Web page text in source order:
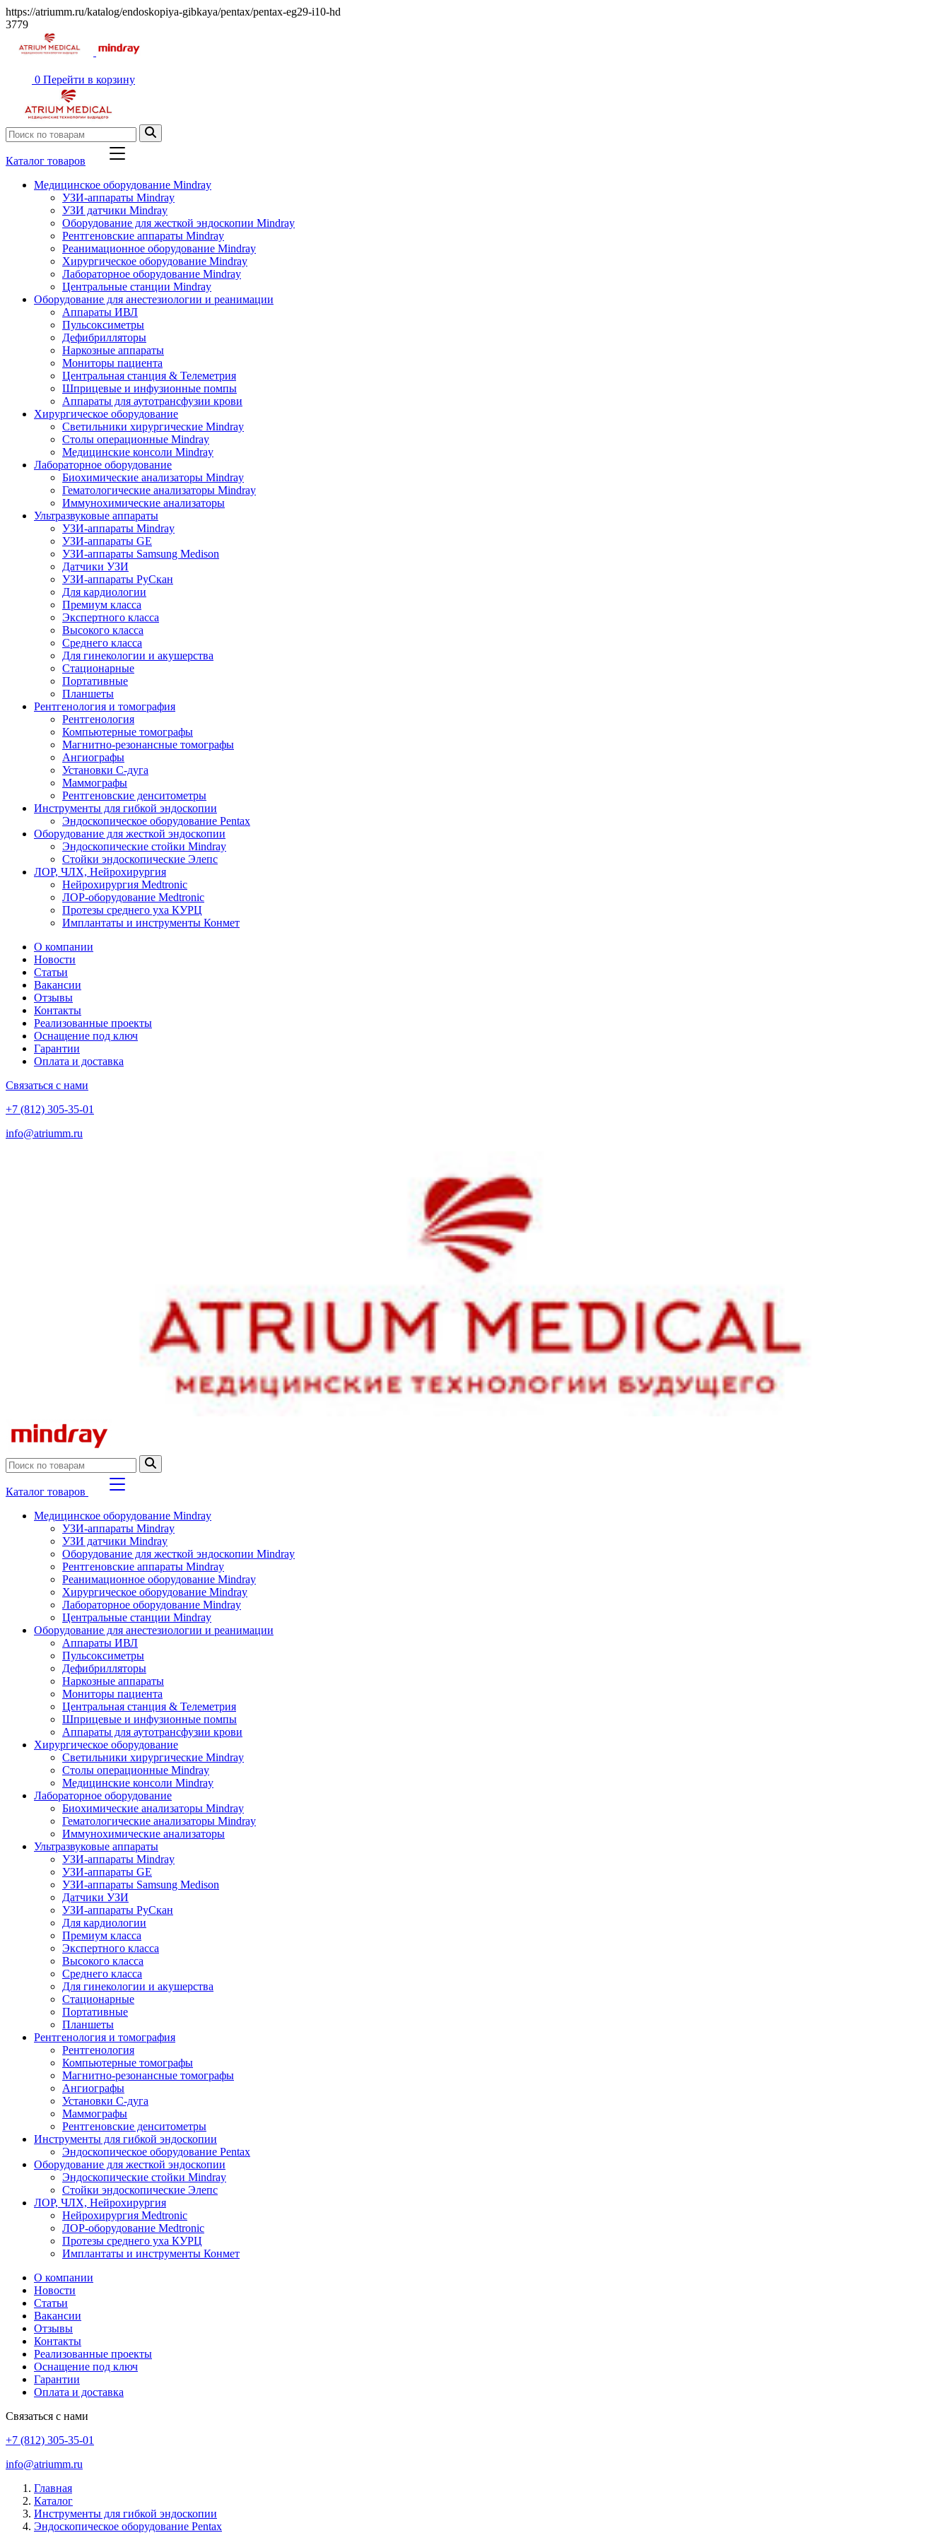
https://atriumm.ru/katalog/endoskopiya-gibkaya/pentax/pentax-eg29-i10-hd
3779
0 Перейти в корзину
Каталог товаров
Медицинское оборудование Mindray
УЗИ-аппараты Mindray
УЗИ датчики Mindray
Оборудование для жесткой эндоскопии Mindray
Рентгеновские аппараты Mindray
Реанимационное оборудование Mindray
Хирургическое оборудование Mindray
Лабораторное оборудование Mindray
Центральные станции Mindray
Оборудование для анестезиологии и реанимации
Аппараты ИВЛ
Пульсоксиметры
Дефибрилляторы
Наркозные аппараты
Мониторы пациента
Центральная станция & Телеметрия
Шприцевые и инфузионные помпы
Аппараты для аутотрансфузии крови
Хирургическое оборудование
Светильники хирургические Mindray
Столы операционные Mindray
Медицинские консоли Mindray
Лабораторное оборудование
Биохимические анализаторы Mindray
Гематологические анализаторы Mindray
Иммунохимические анализаторы
Ультразвуковые аппараты
УЗИ-аппараты Mindray
УЗИ-аппараты GE
УЗИ-аппараты Samsung Medison
Датчики УЗИ
УЗИ-аппараты РуСкан
Для кардиологии
Премиум класса
Экспертного класса
Высокого класса
Среднего класса
Для гинекологии и акушерства
Стационарные
Портативные
Планшеты
Рентгенология и томография
Рентгенология
Компьютерные томографы
Магнитно-резонансные томографы
Ангиографы
Установки С-дуга
Маммографы
Рентгеновские денситометры
Инструменты для гибкой эндоскопии
Эндоскопическое оборудование Pentax
Оборудование для жесткой эндоскопии
Эндоскопические стойки Mindray
Стойки эндоскопические Элепс
ЛОР, ЧЛХ, Нейрохирургия
Нейрохирургия Medtronic
ЛОР-оборудование Medtronic
Протезы среднего уха КУРЦ
Имплантаты и инструменты Конмет
О компании
Новости
Статьи
Вакансии
Отзывы
Контакты
Реализованные проекты
Оснащение под ключ
Гарантии
Оплата и доставка
Связаться с нами
+7 (812) 305-35-01
info@atriumm.ru
Каталог товаров
Медицинское оборудование Mindray
УЗИ-аппараты Mindray
УЗИ датчики Mindray
Оборудование для жесткой эндоскопии Mindray
Рентгеновские аппараты Mindray
Реанимационное оборудование Mindray
Хирургическое оборудование Mindray
Лабораторное оборудование Mindray
Центральные станции Mindray
Оборудование для анестезиологии и реанимации
Аппараты ИВЛ
Пульсоксиметры
Дефибрилляторы
Наркозные аппараты
Мониторы пациента
Центральная станция & Телеметрия
Шприцевые и инфузионные помпы
Аппараты для аутотрансфузии крови
Хирургическое оборудование
Светильники хирургические Mindray
Столы операционные Mindray
Медицинские консоли Mindray
Лабораторное оборудование
Биохимические анализаторы Mindray
Гематологические анализаторы Mindray
Иммунохимические анализаторы
Ультразвуковые аппараты
УЗИ-аппараты Mindray
УЗИ-аппараты GE
УЗИ-аппараты Samsung Medison
Датчики УЗИ
УЗИ-аппараты РуСкан
Для кардиологии
Премиум класса
Экспертного класса
Высокого класса
Среднего класса
Для гинекологии и акушерства
Стационарные
Портативные
Планшеты
Рентгенология и томография
Рентгенология
Компьютерные томографы
Магнитно-резонансные томографы
Ангиографы
Установки С-дуга
Маммографы
Рентгеновские денситометры
Инструменты для гибкой эндоскопии
Эндоскопическое оборудование Pentax
Оборудование для жесткой эндоскопии
Эндоскопические стойки Mindray
Стойки эндоскопические Элепс
ЛОР, ЧЛХ, Нейрохирургия
Нейрохирургия Medtronic
ЛОР-оборудование Medtronic
Протезы среднего уха КУРЦ
Имплантаты и инструменты Конмет
О компании
Новости
Статьи
Вакансии
Отзывы
Контакты
Реализованные проекты
Оснащение под ключ
Гарантии
Оплата и доставка
Связаться с нами
+7 (812) 305-35-01
info@atriumm.ru
Главная
Каталог
Инструменты для гибкой эндоскопии
Эндоскопическое оборудование Pentax